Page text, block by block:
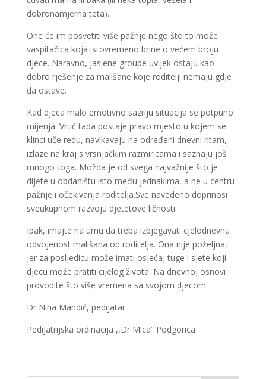
dobronamjerna teta).
One će im posvetiti više pažnje nego što to može
vaspitačica koja istovremeno brine o većem broju
djece. Naravno, jaslene groupe uvijek ostaju kao
dobro rješenje za mališane koje roditelji nemaju gdje
da ostave.
Kad djeca malo emotivno sazriju situacija se potpuno
mijenja. Vrtić tada postaje pravo mjesto u kojem se
klinci uče redu, navikavaju na određeni dnevni ritam,
izlaze na kraj s vrsnjačkim razmiricama i saznaju još
mnogo toga. Možda je od svega najvažnije što je
dijete u obdaništu isto među jednakima, a ne u centru
pažnje i očekivanja roditelja.Sve navedeno doprinosi
sveukupnom razvoju djetetove ličnosti.
Ipak, imajte na umu da treba izbjegavati cjelodnevnu
odvojenost mališana od roditelja. Ona nije poželjna,
jer za posljedicu može imati osjećaj tuge i sjete koji
djecu može pratiti cijelog života. Na dnevnoj osnovi
provodite što više vremena sa svojom djecom.
Dr Nina Mandić, pedijatar
Pedijatrijska ordinacija ,,Dr Mica” Podgorica